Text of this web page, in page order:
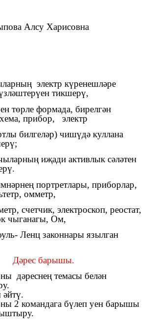
Алсу Харисовна
электр күренешләре
тикшерү,
төрле формада, бирелгән
прибор, электр
билгеләр) чишүдә куллана
иҗади активлык сәләтен
портретлары, приборлар,
омметр,
электроскоп, реостат,
ток чыганагы, Ом,
законнары язылган
Дәрес барышы.
дәреснең темасы белән
2 командага бүлеп уен барышы